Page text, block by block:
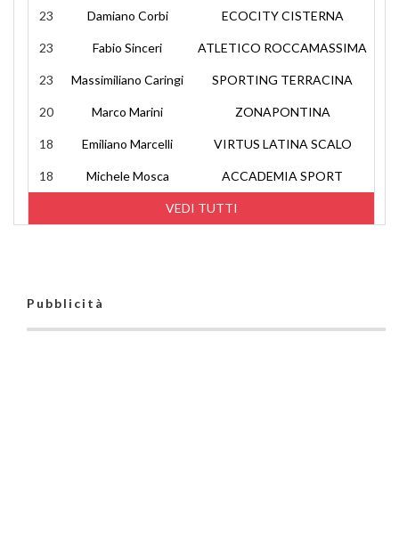
VEDI TUTTI
23 Damiano Corbi ECOCITY CISTERNA
23 Fabio Sinceri ATLETICO ROCCAMASSIMA
23 Massimiliano Caringi SPORTING TERRACINA
20 Marco Marini ZONAPONTINA
18 Emiliano Marcelli VIRTUS LATINA SCALO
18 Michele Mosca ACCADEMIA SPORT
Pubblicità